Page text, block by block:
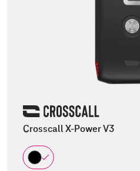
Crosscall X-Power V3